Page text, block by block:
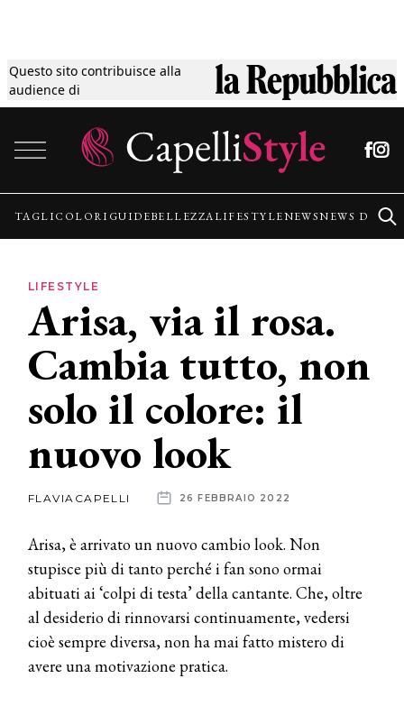
Questo sito contribuisce alla
audience di
Tagli
Colori
Guide
Lifestyle
News
News
TAGLICOLORI GUIDEBELLEZZALIFESTYLENEWSNEWS
LIFESTYLE
Arisa, via il rosa.
Cambia tutto, non
solo il colore: il
nuovo look
FLAVIACAPELLI 26 FEBBRAIO 2022
Arisa, è arrivato un nuovo cambio look. Non
stupisce più di tanto perché i fan sono ormai
abituati ai ‘colpi di testa’ della cantante. Che, oltre
al desiderio di rinnovarsi continuamente, vedersi
cioè sempre diversa, non ha mai fatto mistero di
avere una motivazione pratica.